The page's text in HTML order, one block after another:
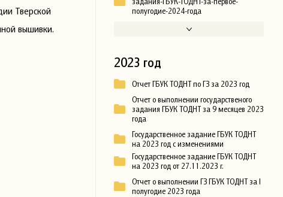
Тверской
вышивки.
полугодие-2024-года
2023 год
Отчет ГБУК ТОДНТ по ГЗ за 2023 год
Отчет о выполнении государственого
задания ГБУК ТОДНТ за 9 месяцев 2023
года
Государственное задание ГБУК ТОДНТ
на 2023 год с изменениями
Государственное задание ГБУК ТОДНТ
на 2023 год от 27.11.2023 г.
Отчет о выполнении ГЗ ГБУК ТОДНТ за I
полугодие 2023 года